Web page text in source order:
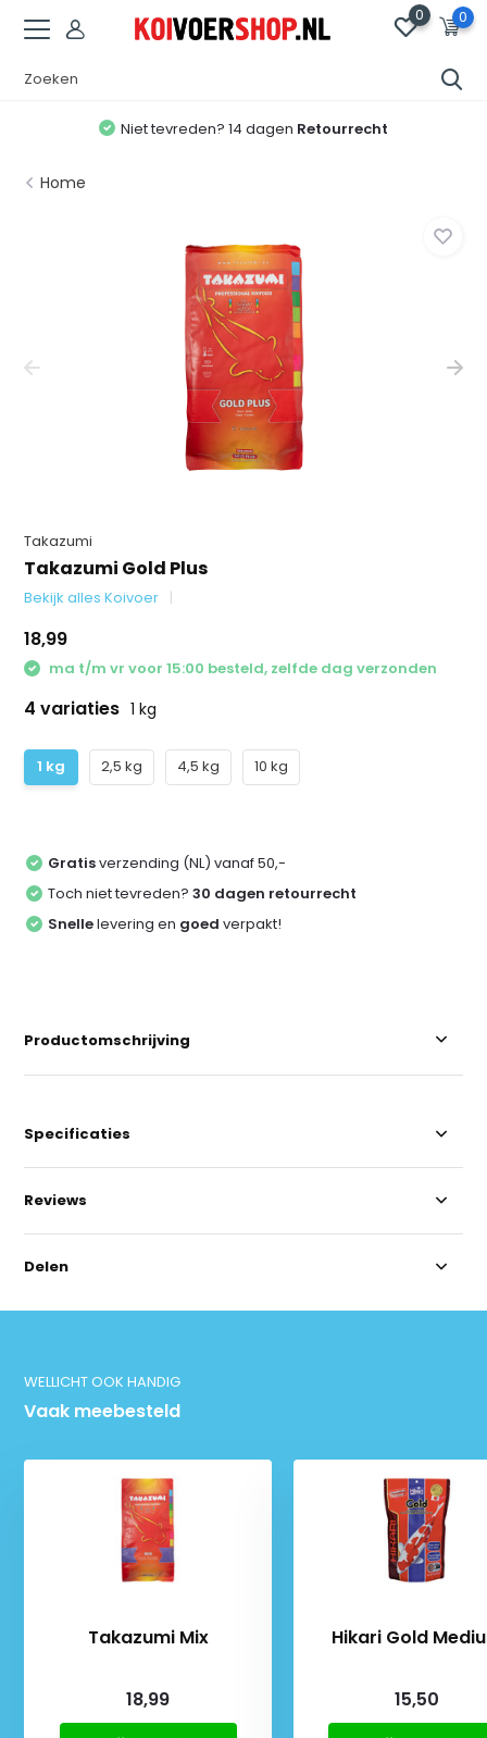
0 0
Niet tevreden? 14 dagen Retourrecht
Home
Takazumi
Takazumi Gold Plus
Bekijk alles Koivoer
18,99
ma t/m vr voor 15:00 besteld, zelfde dag verzonden
4 variaties 1 kg
1 kg 2,5 kg 4,5 kg 10 kg
Gratisverzending (NL) vanaf 50,-
Toch niet tevreden?30 dagen retourrecht
Snellelevering en goed verpakt!
Productomschrijving
Specificaties
Reviews
Delen
WELLICHT OOK HANDIG
Vaak meebesteld
Takazumi Mix
18,99
Hikari Gold
15,50